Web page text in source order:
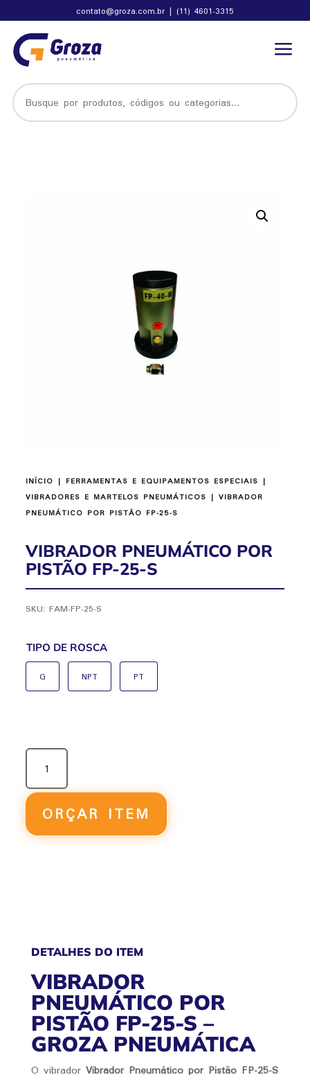
contato@groza.com.br | (11) 4601-3315
a
INÍCIO | FERRAMENTAS E EQUIPAMENTOS ESPECIAIS |
VIBRADORES E MARTELOS PNEUMÁTICOS | VIBRADOR
PNEUMÁTICO POR PISTÃO FP-25-S
VIBRADOR PNEUMÁTICO POR
PISTÃO FP-25-S
SKU:FAM-FP-25-S
TIPO DE ROSCA
G NPT PT
VIBRADOR
PNEUMÁTICO
POR
PISTÃO
FP-
25-
ORÇAR ITEM
DETALHES DO ITEM
VIBRADOR
PNEUMÁTICO POR
PISTÃO FP-25-S –
GROZA PNEUMÁTICA
O vibrador Vibrador Pneumático por Pistão FP-25-S